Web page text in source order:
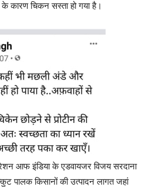
कारण चिकन सस्ता हो गया है।
आफ इंडिया के एडवायजर विजय सरदाना
पालक किसानों की उत्पादन लागत जहां